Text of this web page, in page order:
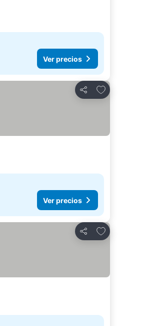
Ver precios
Compartir
Agregar a favoritos
Ver precios
Compartir
Agregar a favoritos